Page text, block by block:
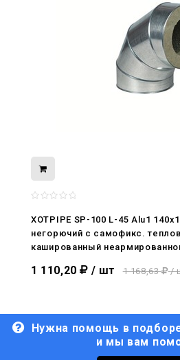
XOTPIPE SP-100 L-45 Alu1
негорючий c самофикс.
кашированный
1 110,20 / шт 1 168,63 /
Нужна помощь в
и мы вам
нами
29.04.2026
29.06.2026